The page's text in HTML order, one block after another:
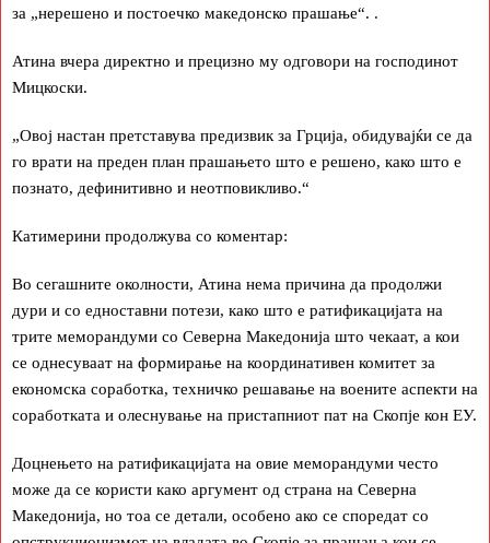
за „нерешено и постоечко македонско прашање“. .
Атина вчера директно и прецизно му одговори на господинот
Мицкоски.
„Овој настан претставува предизвик за Грција, обидувајќи се да
го врати на преден план прашањето што е решено, како што е
познато, дефинитивно и неотповикливо.“
Катимерини продолжува со коментар:
Во сегашните околности, Атина нема причина да продолжи
дури и со едноставни потези, како што е ратификацијата на
трите меморандуми со Северна Македонија што чекаат, а кои
се однесуваат на формирање на координативен комитет за
економска соработка, техничко решавање на воените аспекти на
соработката и олеснување на пристапниот пат на Скопје кон ЕУ.
Доцнењето на ратификацијата на овие меморандуми често
може да се користи како аргумент од страна на Северна
Македонија, но тоа се детали, особено ако се споредат со